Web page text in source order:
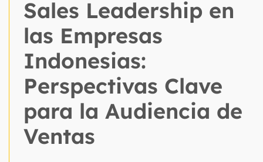
Sales Leadership en
las Empresas
Indonesias:
Perspectivas Clave
para la Audiencia de
Ventas